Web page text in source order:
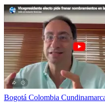
Bogotá Colombia